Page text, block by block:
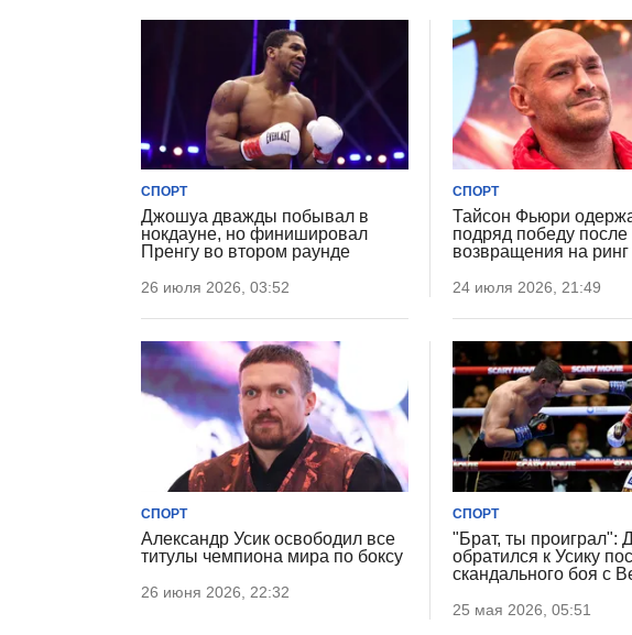
СПОРТ
Джошуа дважды побывал в
нокдауне, но финишировал
Пренгу во втором раунде
26 июля 2026, 03:52
СПОРТ
Тайсон Фьюри
подряд победу после
возвращения на ринг
24 июля 2026, 21:49
СПОРТ
Александр Усик освободил все
титулы чемпиона мира по боксу
26 июня 2026, 22:32
СПОРТ
"Брат, ты проиграл":
обратился к Усику
скандального боя с
25 мая 2026, 05:51